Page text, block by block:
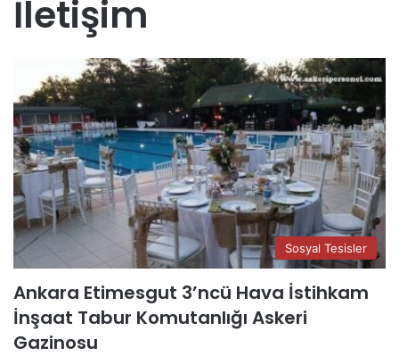
İletişim
Sosyal Tesisler
Ankara Etimesgut 3’ncü Hava İstihkam
İnşaat Tabur Komutanlığı Askeri
Gazinosu